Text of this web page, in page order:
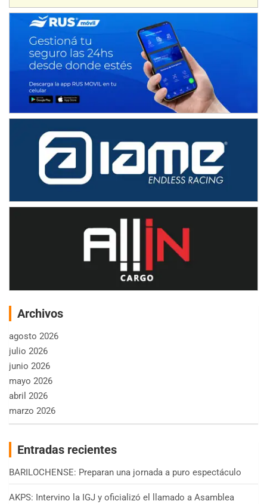
Archivos
agosto 2026
julio 2026
junio 2026
mayo 2026
abril 2026
marzo 2026
Entradas recientes
BARILOCHENSE: Preparan una jornada a puro espectáculo
AKPS: Intervino la IGJ y oficializó el llamado a Asamblea